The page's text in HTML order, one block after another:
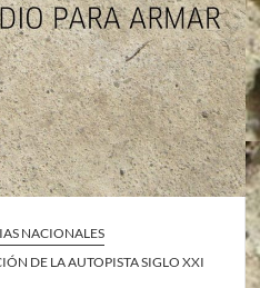
NACIONALES
DE LA AUTOPISTA SIGLO XXI